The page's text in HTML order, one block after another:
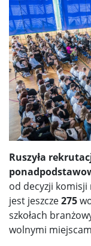
Ruszyła
od decyzji
jest jeszcze275
szkołach
wolnymi